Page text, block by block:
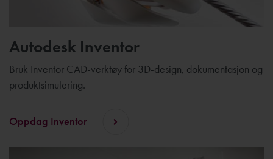
Autodesk Inventor
Bruk Inventor CAD-verktøy for 3D-design, dokumentasjon og
produktsimulering.
Oppdag Inventor